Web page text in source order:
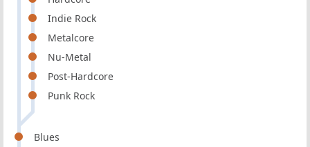
Indie Rock
Metalcore
Nu-Metal
Post-Hardcore
Punk Rock
Blues